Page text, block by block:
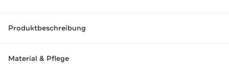
Produktbeschreibung
Material & Pflege